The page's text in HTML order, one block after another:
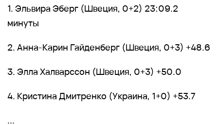
1. Эльвира Эберг (Швеция, 0+2) 23:09.2
минуты
2. Анна-Карин Гайденберг (Швеция, 0+3) +48.6
3. Элла Халварссон (Швеция, 0+3) +50.0
4. Кристина Дмитренко (Украина, 1+0) +53.7
...